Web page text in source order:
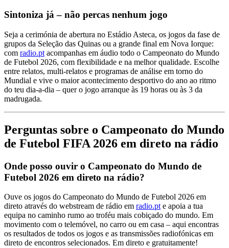
Sintoniza já – não percas nenhum jogo
Seja a cerimónia de abertura no Estádio Asteca, os jogos da fase de
grupos da Seleção das Quinas ou a grande final em Nova Iorque:
com radio.pt acompanhas em áudio todo o Campeonato do Mundo
de Futebol 2026, com flexibilidade e na melhor qualidade. Escolhe
entre relatos, multi-relatos e programas de análise em torno do
Mundial e vive o maior acontecimento desportivo do ano ao ritmo
do teu dia-a-dia – quer o jogo arranque às 19 horas ou às 3 da
madrugada.
Perguntas sobre o Campeonato do Mundo
de Futebol FIFA 2026 em direto na rádio
Onde posso ouvir o Campeonato do Mundo de
Futebol 2026 em direto na rádio?
Ouve os jogos do Campeonato do Mundo de Futebol 2026 em
direto através do webstream de rádio em radio.pte apoia a tua
equipa no caminho rumo ao troféu mais cobiçado do mundo. Em
movimento com o telemóvel, no carro ou em casa – aqui encontras
os resultados de todos os jogos e as transmissões radiofónicas em
direto de encontros selecionados. Em direto e gratuitamente!